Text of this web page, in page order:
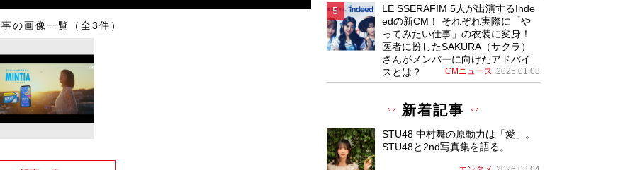
の画像一覧（全3件）
LE SSERAFIM 5人が出演するInde
edの新CM！ それぞれ実際に「や
ってみたい仕事」の衣装に変身！
医者に扮したSAKURA（サクラ）
さんがメンバーに向けたアドバイ
スとは？
CMニュース 2025.01.08
新着記事
STU48 中村舞の原動力は「愛」。
STU48と2nd写真集を語る。